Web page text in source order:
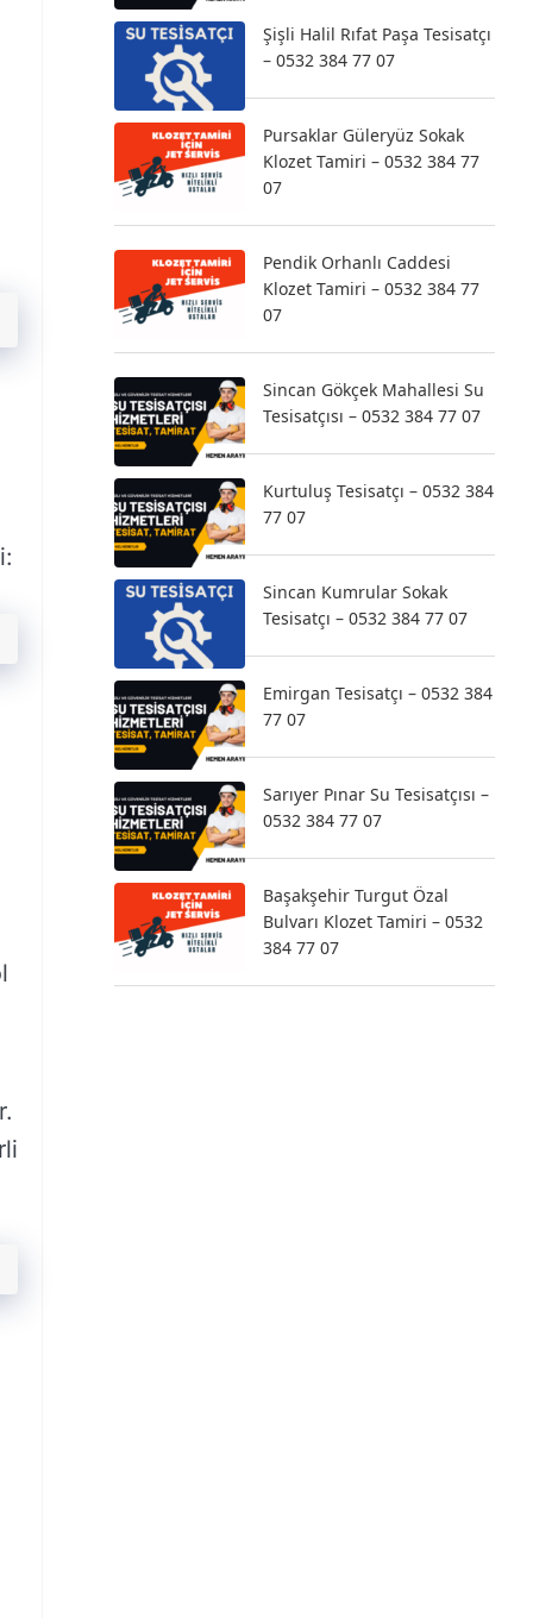
Şişli Halil Rıfat Paşa Tesisatçı
– 0532 384 77 07
Pursaklar Güleryüz Sokak
Klozet Tamiri – 0532 384 77
07
Pendik Orhanlı Caddesi
Klozet Tamiri – 0532 384 77
07
Sincan Gökçek Mahallesi Su
Tesisatçısı – 0532 384 77 07
Kurtuluş Tesisatçı – 0532 384
77 07
Sincan Kumrular Sokak
Tesisatçı – 0532 384 77 07
Emirgan Tesisatçı – 0532 384
77 07
Sarıyer Pınar Su Tesisatçısı –
0532 384 77 07
Başakşehir Turgut Özal
Bulvarı Klozet Tamiri – 0532
384 77 07